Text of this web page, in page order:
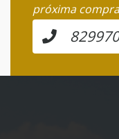
próxima